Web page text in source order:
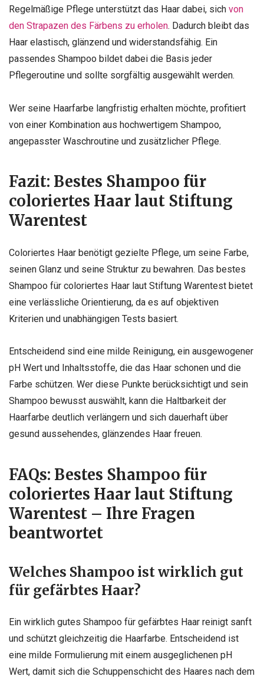
Regelmäßige Pflege unterstützt das Haar dabei, sich von
den Strapazen des Färbens zu erholen. Dadurch bleibt das
Haar elastisch, glänzend und widerstandsfähig. Ein
passendes Shampoo bildet dabei die Basis jeder
Pflegeroutine und sollte sorgfältig ausgewählt werden.
Wer seine Haarfarbe langfristig erhalten möchte, profitiert
von einer Kombination aus hochwertigem Shampoo,
angepasster Waschroutine und zusätzlicher Pflege.
Fazit: Bestes Shampoo für
coloriertes Haar laut Stiftung
Warentest
Coloriertes Haar benötigt gezielte Pflege, um seine Farbe,
seinen Glanz und seine Struktur zu bewahren. Das bestes
Shampoo für coloriertes Haar laut Stiftung Warentest bietet
eine verlässliche Orientierung, da es auf objektiven
Kriterien und unabhängigen Tests basiert.
Entscheidend sind eine milde Reinigung, ein ausgewogener
pH Wert und Inhaltsstoffe, die das Haar schonen und die
Farbe schützen. Wer diese Punkte berücksichtigt und sein
Shampoo bewusst auswählt, kann die Haltbarkeit der
Haarfarbe deutlich verlängern und sich dauerhaft über
gesund aussehendes, glänzendes Haar freuen.
FAQs: Bestes Shampoo für
coloriertes Haar laut Stiftung
Warentest – Ihre Fragen
beantwortet
Welches Shampoo ist wirklich gut
für gefärbtes Haar?
Ein wirklich gutes Shampoo für gefärbtes Haar reinigt sanft
und schützt gleichzeitig die Haarfarbe. Entscheidend ist
eine milde Formulierung mit einem ausgeglichenen pH
Wert, damit sich die Schuppenschicht des Haares nach dem